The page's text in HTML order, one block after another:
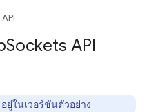
Sockets API
อยู่ในเวอร์ชันตัวอย่าง